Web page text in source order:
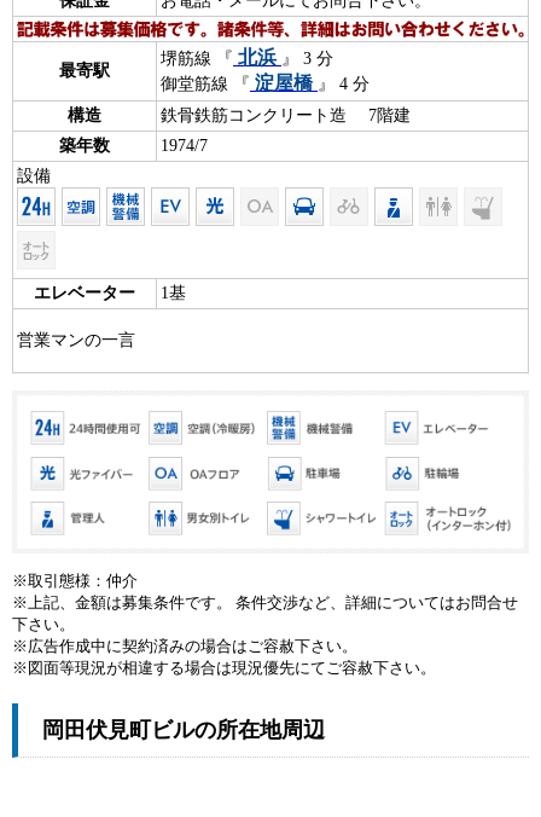
最寄駅
堺筋線 『 北浜 』 3 分
御堂筋線 『 淀屋橋 』 4 分
構造
鉄骨鉄筋コンクリート造 7階建
築年数
1974/7
設備
エレベーター 1基
営業マンの一言
※取引態様：仲介
※上記、金額は募集条件です。 条件交渉など、詳細についてはお問合せ
下さい。
※広告作成中に契約済みの場合はご容赦下さい。
※図面等現況が相違する場合は現況優先にてご容赦下さい。
岡田伏見町ビルの所在地周辺